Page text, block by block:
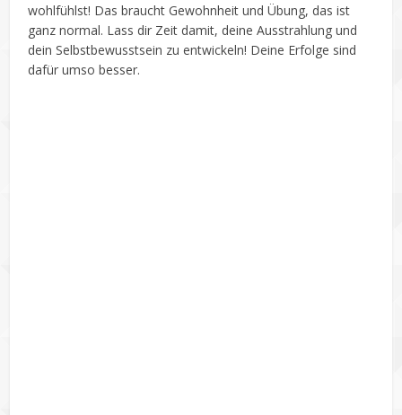
wohlfühlst! Das braucht Gewohnheit und Übung, das ist
ganz normal. Lass dir Zeit damit, deine Ausstrahlung und
dein Selbstbewusstsein zu entwickeln! Deine Erfolge sind
dafür umso besser.